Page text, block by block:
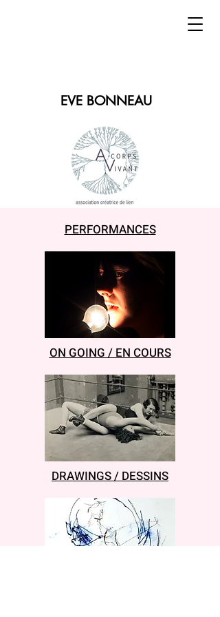
EVE BONNEAU
PERFORMANCES
ON GOING / EN COURS
DRAWINGS / DESSINS